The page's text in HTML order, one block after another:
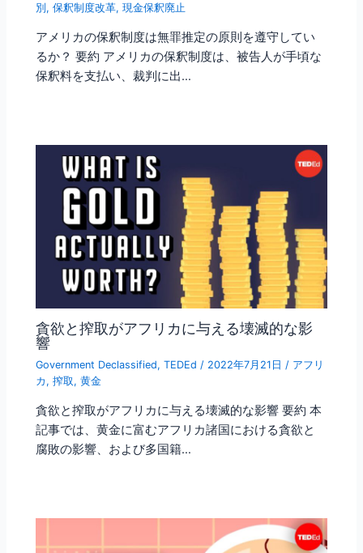
別 ,保釈制度改革,現金保釈廃止
アメリカの保釈制度は無罪推定の原則を遵守してい
るか？ 要約 アメリカの保釈制度は、被告人が手頃な
保釈料を支払い、裁判に出…
貪欲と搾取がアフリカに与える壊滅的な影
響
Government Declassified,TEDEd / 2022年7月21日 / アフリ
カ ,搾取,黄金
貪欲と搾取がアフリカに与える壊滅的な影響 要約 本
記事では、黄金に富むアフリカ諸国における貪欲と
腐敗の影響、および多国籍…